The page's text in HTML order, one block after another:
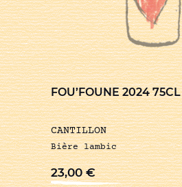
FOU’FOUNE 2024 75CL
CANTILLON
Bière lambic
23,00€